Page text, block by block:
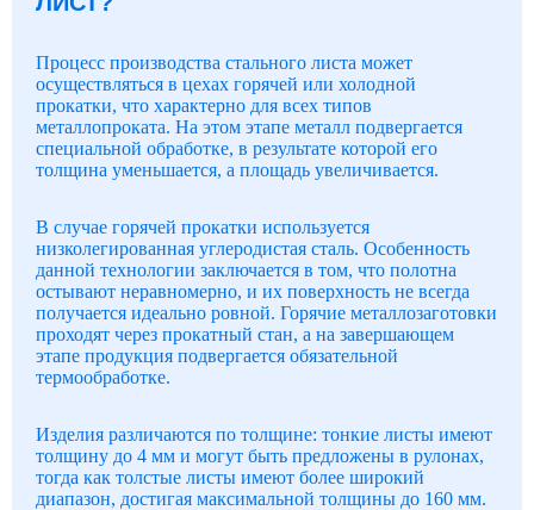
Процесс производства стального листа может
осуществляться в цехах горячей или холодной
прокатки, что характерно для всех типов
металлопроката. На этом этапе металл подвергается
специальной обработке, в результате которой его
толщина уменьшается, а площадь увеличивается.
В случае горячей прокатки используется
низколегированная углеродистая сталь. Особенность
данной технологии заключается в том, что полотна
остывают неравномерно, и их поверхность не всегда
получается идеально ровной. Горячие металлозаготовки
проходят через прокатный стан, а на завершающем
этапе продукция подвергается обязательной
термообработке.
Изделия различаются по толщине: тонкие листы имеют
толщину до 4 мм и могут быть предложены в рулонах,
тогда как толстые листы имеют более широкий
диапазон, достигая максимальной толщины до 160 мм.